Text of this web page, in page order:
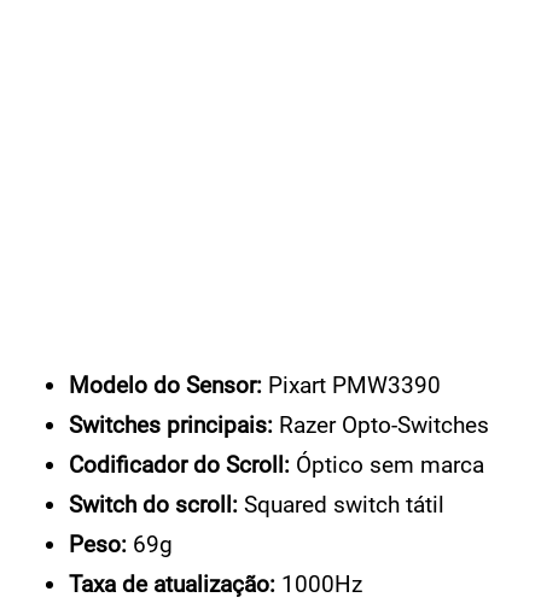
Modelo do Sensor: Pixart PMW3390
Switches principais: Razer Opto-Switches
Codificador do Scroll: Óptico sem marca
Switch do scroll: Squared switch tátil
Peso: 69g
Taxa de atualização: 1000Hz